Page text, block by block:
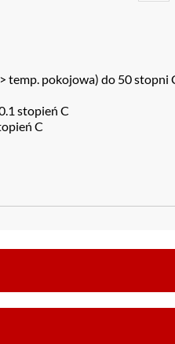
temp. pokojowa) do 50 stopni
stopień C
C